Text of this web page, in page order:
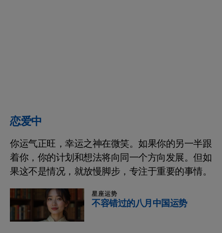
恋爱中
你运气正旺，幸运之神在微笑。如果你的另一半跟
着你，你的计划和想法将向同一个方向发展。但如
果这不是情况，就放慢脚步，专注于重要的事情。
星座运势
不容错过的八月中国运势